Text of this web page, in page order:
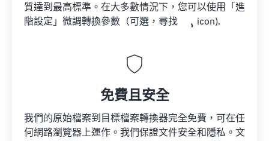
質達到最高標準。在大多數情況下，您可以使用「進
階設定」微調轉換參數（可選，尋找
icon).
免費且安全
我們的原始檔案到目標檔案轉換器完全免費，可在任
何網路瀏覽器上運作。我們保證文件安全和隱私。文